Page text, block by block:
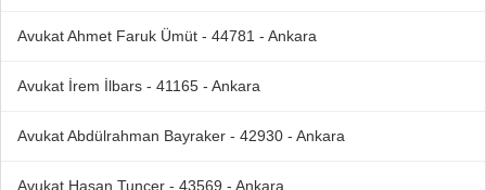
Avukat Ahmet Faruk Ümüt - 44781 - Ankara
Avukat İrem İlbars - 41165 - Ankara
Avukat Abdülrahman Bayraker - 42930 - Ankara
Avukat Hasan Tuncer - 43569 - Ankara